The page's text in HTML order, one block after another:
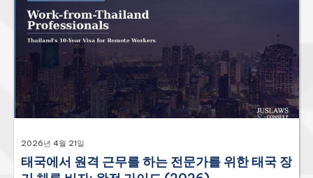
2026년 4월 21일
태국에서 원격 근무를 하는 전문가를 위한 태국 장